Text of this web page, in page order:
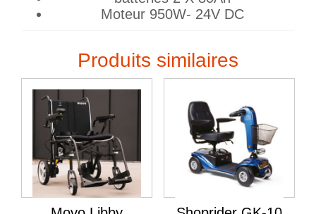
Moteur 950W- 24V DC
Produits similaires